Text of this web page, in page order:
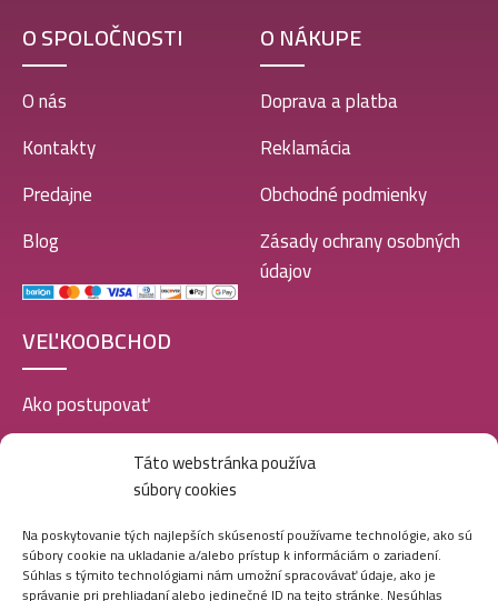
Táto webstránka používa
súbory cookies
Na poskytovanie tých najlepších skúseností používame technológie, ako sú
súbory cookie na ukladanie a/alebo prístup k informáciám o zariadení.
Súhlas s týmito technológiami nám umožní spracovávať údaje, ako je
správanie pri prehliadaní alebo jedinečné ID na tejto stránke. Nesúhlas
O SPOLOČNOSTI
O nás
Kontakty
Predajne
Blog
O NÁKUPE
Doprava a platba
Reklamácia
Obchodné podmienky
Zásady ochrany osobných
údajov
VEĽKOOBCHOD
Ako postupovať
Doprava a platba
Veľkoobchod
SOCIÁLNE SIETE